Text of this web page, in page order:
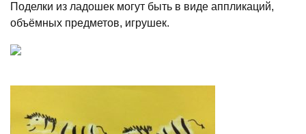
Поделки из ладошек могут быть в виде аппликаций,
объёмных предметов, игрушек.